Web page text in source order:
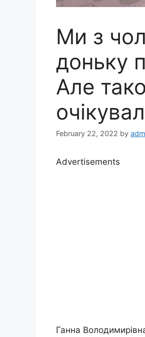
Ми з
доньку
Але
February 22, 2022 by
Advertisements
Ганна